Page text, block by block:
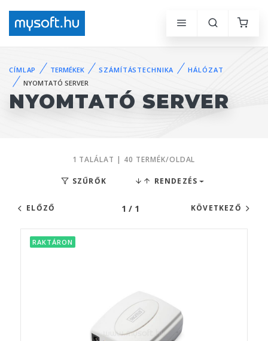
CÍMLAP TERMÉKEK SZÁMÍTÁSTECHNIKA
HÁLÓZAT
NYOMTATÓ SERVER
NYOMTATÓ SERVER
1 TALÁLAT | 40 TERMÉK/OLDAL
SZŰRŐK RENDEZÉS
ELŐZŐ 1 / 1 KÖVETKEZŐ
RAKTÁRON